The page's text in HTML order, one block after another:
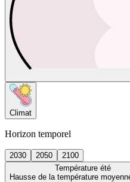
Climat
Horizon temporel
2030 2050
2100
Température été
Hausse de la température